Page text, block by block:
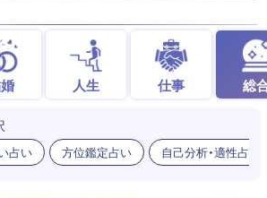
人生 仕事 総
占い 方位鑑定占い 自己分析・適性占い